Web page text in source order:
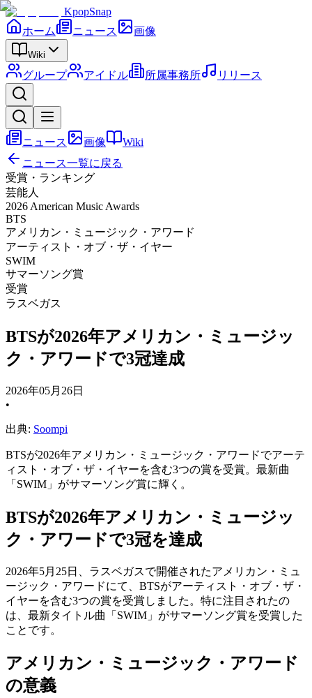
KpopSnap
ホーム
ニュース 画像
Wiki
グループ アイドル 所属事務所 リリース
ニュース 画像
Wiki
ニュース一覧に戻る
受賞・ランキング
芸能人
2026 American Music Awards
BTS
アメリカン・ミュージック・アワード
アーティスト・オブ・ザ・イヤー
SWIM
サマーソング賞
受賞
ラスベガス
BTSが2026年アメリカン・ミュージッ
ク・アワードで3冠達成
2026年05月26日
•
出典: Soompi
BTSが2026年アメリカン・ミュージック・アワードでアーテ
ィスト・オブ・ザ・イヤーを含む3つの賞を受賞。最新曲
「SWIM」がサマーソング賞に輝く。
BTSが2026年アメリカン・ミュージッ
ク・アワードで3冠を達成
2026年5月25日、ラスベガスで開催されたアメリカン・ミュ
ージック・アワードにて、BTSがアーティスト・オブ・ザ・
イヤーを含む3つの賞を受賞しました。特に注目されたの
は、最新タイトル曲「SWIM」がサマーソング賞を受賞した
ことです。
アメリカン・ミュージック・アワード
の意義